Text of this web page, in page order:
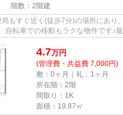
階数：2階建
もすぐ近く(徒歩7分)の場所にあり
自転車での移動もラクな物件です♪
4.7万円
(管理費・共益費 7,000円)
敷：0ヶ月｜礼：1ヶ月
所在階：2階
間取り：1K
面積：19.87㎡